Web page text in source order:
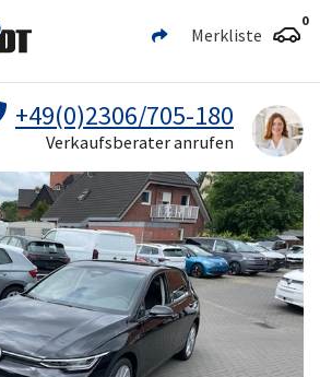
Merkliste
0
+49(0)2306/705-180
Verkaufsberater anrufen